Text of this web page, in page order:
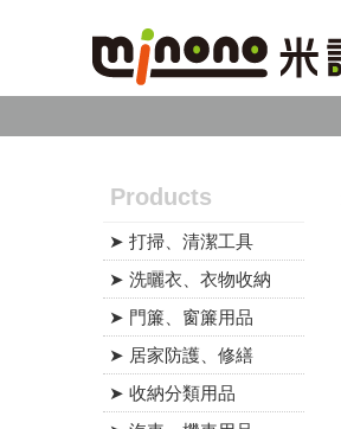
Products
➤ 打掃、清潔工具
➤ 洗曬衣、衣物收納
➤ 門簾、窗簾用品
➤ 居家防護、修繕
➤ 收納分類用品